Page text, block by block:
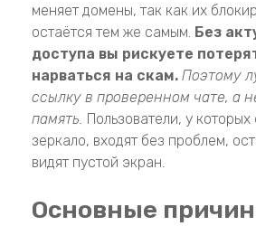
меняет домены, так как их
остаётся тем же самым. Без
доступа вы рискуете
нарваться на скам. Поэтому
ссылку в проверенном чате, а
память. Пользователи, у
зеркало, входят без проблем,
видят пустой экран.
Основные